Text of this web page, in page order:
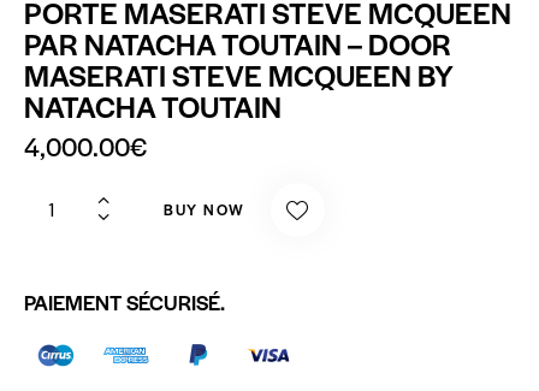
PORTE MASERATI STEVE MCQUEEN
PAR NATACHA TOUTAIN – DOOR
MASERATI STEVE MCQUEEN BY
NATACHA TOUTAIN
4,000.00€
BUY NOW
PAIEMENT SÉCURISÉ.